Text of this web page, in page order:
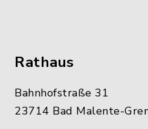
Rathaus
Bahnhofstraße 31
23714 Bad Malente-